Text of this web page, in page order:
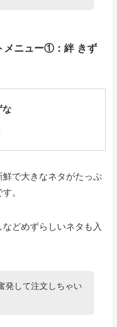
予約・注文方法も紹介
】さん天で人気のテイクア
帰り）メニューは？おすす
】河童ラーメン本舗のテイ
法やキャンペーン情報も解
】ラーメン魁力屋のテイク
ー！持ち帰りの注文方法や
】元気寿司のテイクアウト
お持ち帰りの予約・注文方
情報も解説
メニュー①：絆 きず
な
で大きなネタがたっぷ
。
どめずらしいネタも入
発して注文しちゃい